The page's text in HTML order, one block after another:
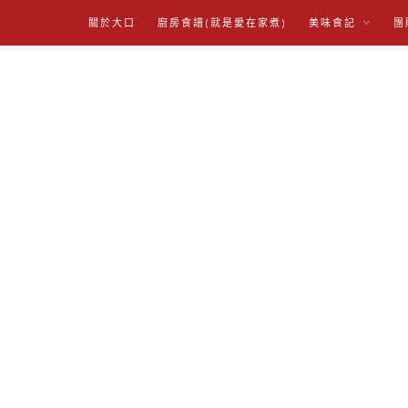
關於大口 廚房食譜(就是愛在家煮) 美味食記